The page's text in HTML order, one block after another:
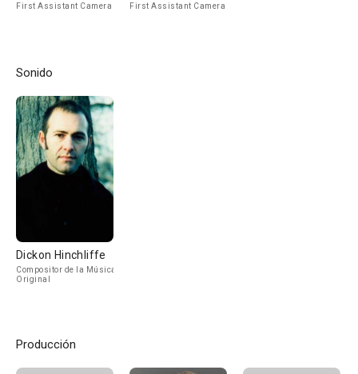
First Assistant Camera First Assistant Camera
Sonido
Dickon Hinchliffe
Compositor de la Música
Original
Producción